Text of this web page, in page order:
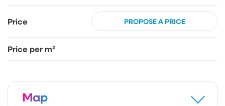
Price PROPOSE A PRICE
Price per m²
Map